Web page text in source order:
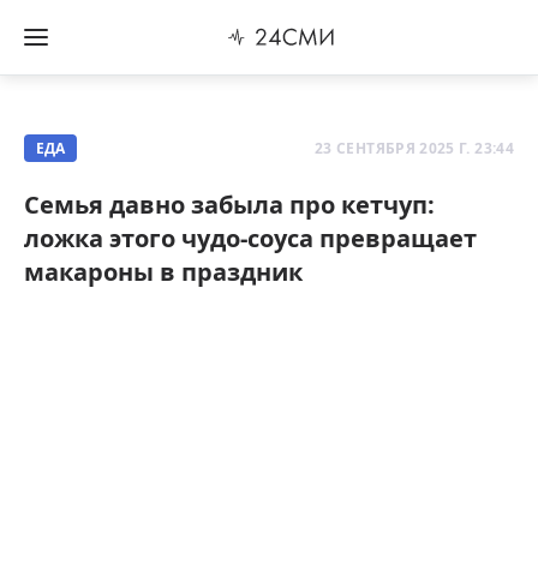
ЕДА 23 СЕНТЯБРЯ 2025 Г. 23:44
Семья давно забыла про кетчуп:
ложка этого чудо-соуса превращает
макароны в праздник